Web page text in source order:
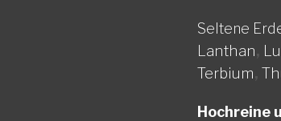
Seltene
Lanthan,
Terbium,
Hochreine